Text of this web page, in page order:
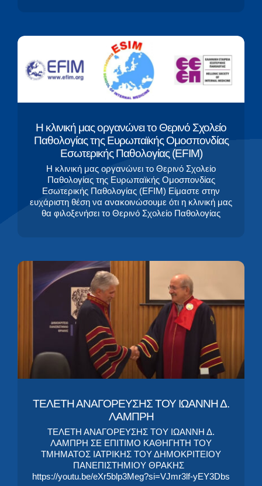
Η κλινική μας οργανώνει το Θερινό Σχολείο
Παθολογίας της Ευρωπαϊκής Ομοσπονδίας
Εσωτερικής Παθολογίας (EFIM)
Η κλινική μας οργανώνει το Θερινό Σχολείο
Παθολογίας της Ευρωπαϊκής Ομοσπονδίας
Εσωτερικής Παθολογίας (EFIM) Είμαστε στην
ευχάριστη θέση να ανακοινώσουμε ότι η κλινική μας
θα φιλοξενήσει το Θερινό Σχολείο Παθολογίας
ΤΕΛΕΤΗ ΑΝΑΓΟΡΕΥΣΗΣ ΤΟΥ ΙΩΑΝΝΗ Δ.
ΛΑΜΠΡΗ
ΤΕΛΕΤΗ ΑΝΑΓΟΡΕΥΣΗΣ ΤΟΥ ΙΩΑΝΝΗ Δ.
ΛΑΜΠΡΗ ΣΕ ΕΠΙΤΙΜΟ ΚΑΘΗΓΗΤΗ ΤΟΥ
ΤΜΗΜΑΤΟΣ ΙΑΤΡΙΚΗΣ ΤΟΥ ΔΗΜΟΚΡΙΤΕΙΟΥ
ΠΑΝΕΠΙΣΤΗΜΙΟΥ ΘΡΑΚΗΣ
https://youtu.be/eXr5blp3Meg?si=VJmr3lf-yEY3Dbs